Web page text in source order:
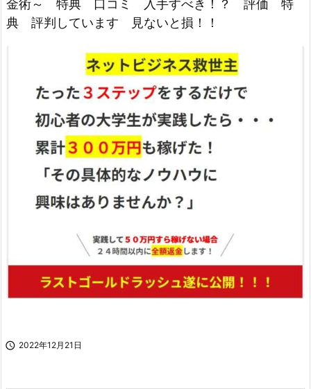
金術～ 特典 口コミ 入手すべき！？ 評価 特
典 評判しています 見ないと損！！
 2022年12月21日